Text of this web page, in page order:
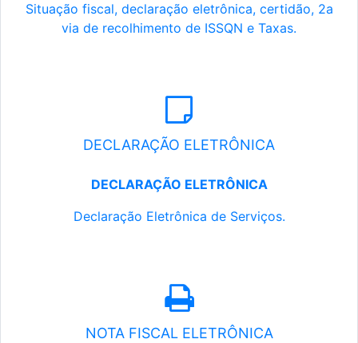
Situação fiscal, declaração eletrônica, certidão, 2a
via de recolhimento de ISSQN e Taxas.
DECLARAÇÃO ELETRÔNICA
DECLARAÇÃO ELETRÔNICA
Declaração Eletrônica de Serviços.
NOTA FISCAL ELETRÔNICA